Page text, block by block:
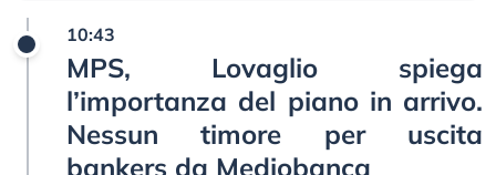
10:43
MPS, Lovaglio spiega
l’importanza del piano in arrivo.
Nessun timore per uscita
bankers da Mediobanca